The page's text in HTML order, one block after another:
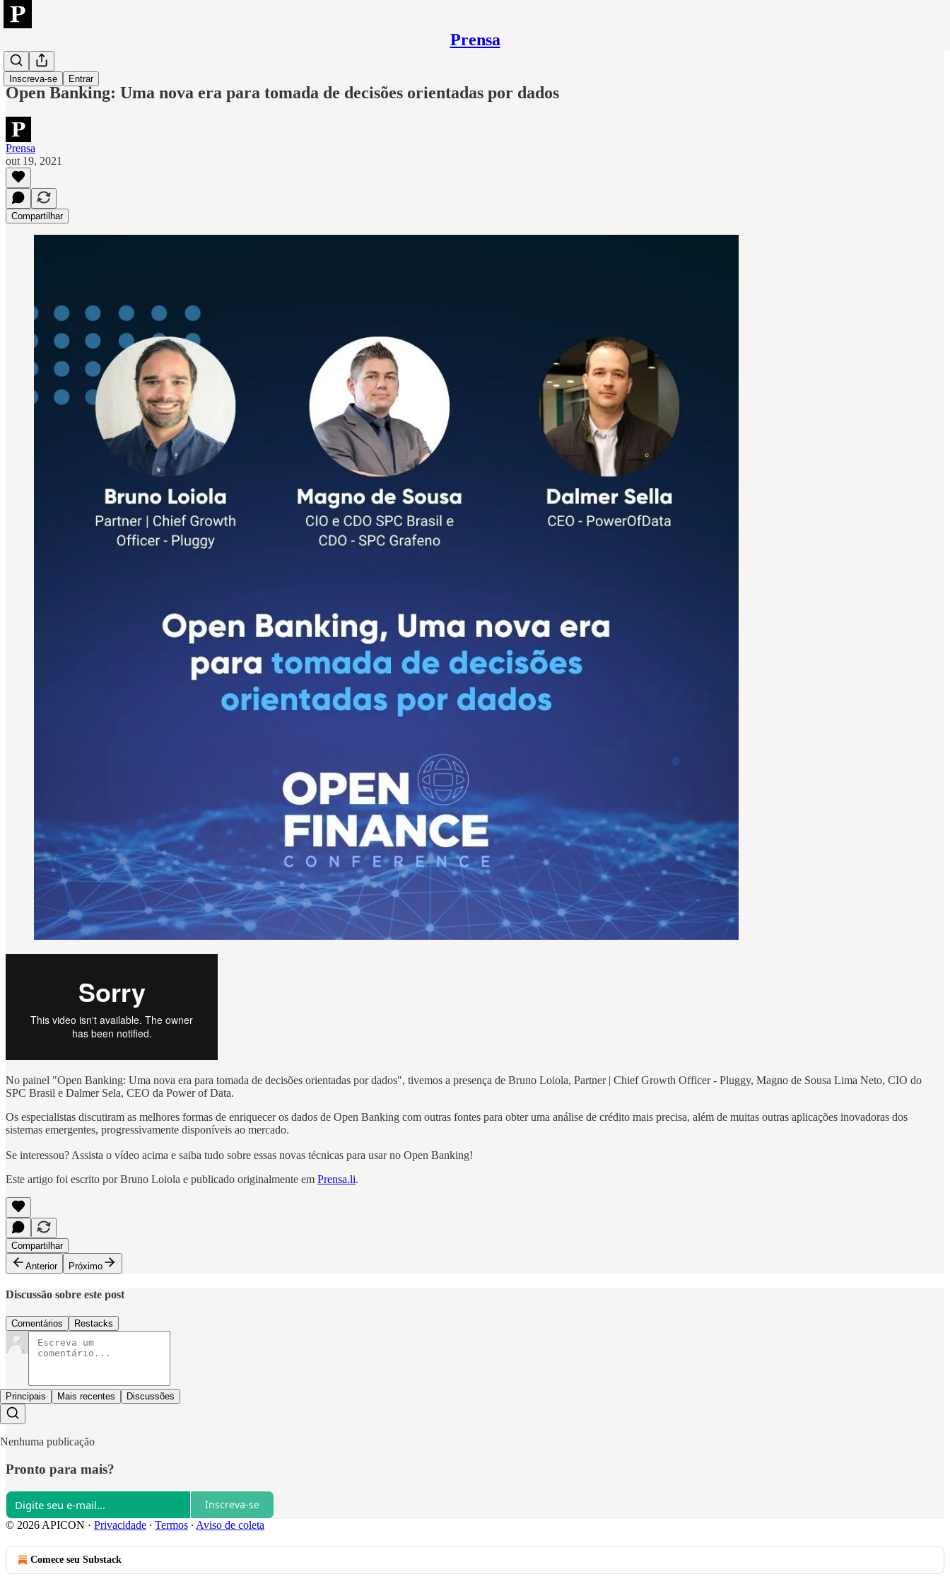
Prensa
Inscreva-se Entrar
Open
Open Banking: Uma nova era para tomada de decisões orientadas por dados
Prensa
out 19, 2021
Compartilhar
No painel "Open Banking: Uma nova era para tomada de decisões orientadas por dados", tivemos a presença de Bruno Loiola, Partner | Chief Growth Officer - Pluggy, Magno de Sousa Lima Neto, CIO do
SPC Brasil e Dalmer Sela, CEO da Power of Data.
Os especialistas discutiram as melhores formas de enriquecer os dados de Open Banking com outras fontes para obter uma análise de crédito mais precisa, além de muitas outras aplicações inovadoras dos
sistemas emergentes, progressivamente disponíveis ao mercado.
Se interessou? Assista o vídeo acima e saiba tudo sobre essas novas técnicas para usar no Open Banking!
Este artigo foi escrito por Bruno Loiola e publicado originalmente em Prensa.li.
Compartilhar
Anterior
Próximo
Discussão sobre este post
Comentários Restacks
Principais Mais recentes Discussões
Nenhuma publicação
Pronto para mais?
Inscreva-se
© 2026 APICON · Privacidade ∙ Termos ∙ Aviso de coleta
Comece seu Substack